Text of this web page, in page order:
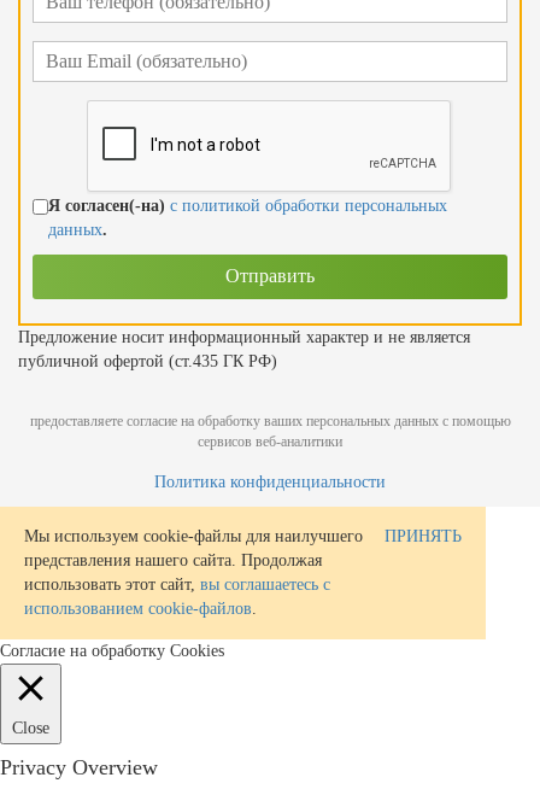
Я согласен(-на) с политикой обработки персональных
данных.
Предложение носит информационный характер и не является
публичной офертой (ст.435 ГК РФ)
предоставляете согласие на обработку ваших персональных данных с помощью
сервисов веб-аналитики
Политика конфиденциальности
Мы используем cookie-файлы для наилучшего
представления нашего сайта. Продолжая
использовать этот сайт, вы соглашаетесь с
использованием cookie-файлов
ПРИНЯТЬ
Согласие на обработку Cookies
Close
Privacy Overview